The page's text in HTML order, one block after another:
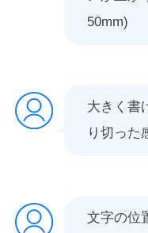
50mm)
大きく書
り切った
文字の位